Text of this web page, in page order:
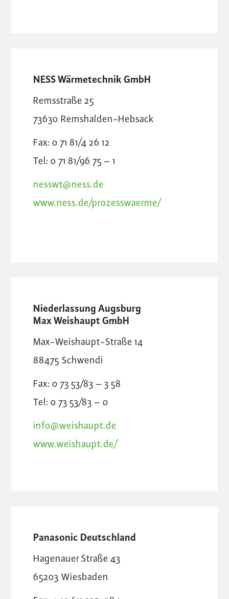
NESS Wärmetechnik GmbH
Remsstraße 25
73630 Remshalden-Hebsack
Fax: 0 71 81/4 26 12
Tel: 0 71 81/96 75 – 1
nesswt@ness.de
www.ness.de/prozesswaerme/
Niederlassung Augsburg
Max Weishaupt GmbH
Max-Weishaupt-Straße 14
88475 Schwendi
Fax: 0 73 53/83 – 3 58
Tel: 0 73 53/83 – 0
info@weishaupt.de
www.weishaupt.de/
Panasonic Deutschland
Hagenauer Straße 43
65203 Wiesbaden